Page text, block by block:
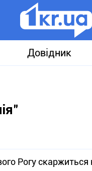
Довідник
Рогу